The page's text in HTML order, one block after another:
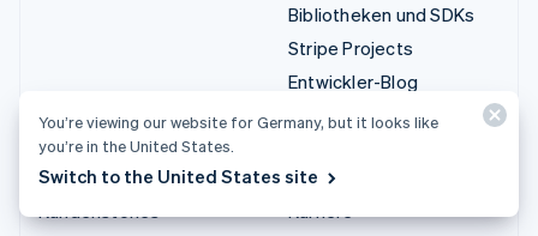
Bibliotheken und SDKs
Stripe Projects
Entwickler-Blog
Ressourcen
Leitfäden
Unternehmen
Produkt-Roadmap
You’re viewing our website for Germany, but it looks like
you’re in the United States.
Switch to the United States site